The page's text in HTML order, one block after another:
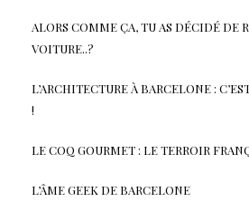
ALORS COMME ÇA, TU AS DÉCIDÉ DE
VOITURE..?
L’ARCHITECTURE À BARCELONE :
!
LE COQ GOURMET : LE TERROIR
L’ÂME GEEK DE BARCELONE